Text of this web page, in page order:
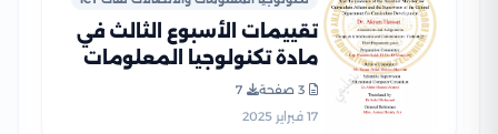
تقييمات الأسبوع الثالث في
مادة تكنولوجيا المعلومات
الثالث الاعدادي الترم الثاني
3 صفحة
7
17 فبراير 2025